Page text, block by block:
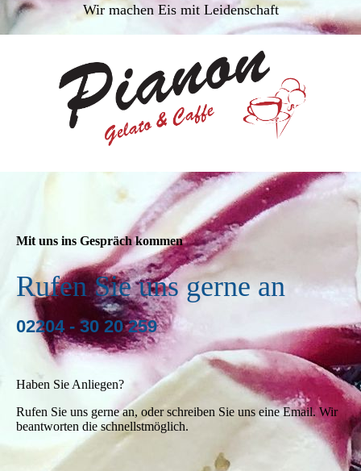
Wir machen Eis mit Leidenschaft
Mit uns ins Gespräch kommen
Rufen Sie uns gerne an
02204 - 30 20 259
Haben Sie Anliegen?
Rufen Sie uns gerne an, oder schreiben Sie uns eine Email. Wir
beantworten die schnellstmöglich.